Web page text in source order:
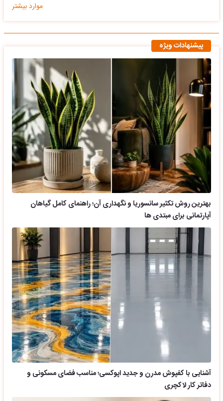
موارد بیشتر
پیشنهادات ویژه
بهترین روش تکثیر سانسوریا و نگهداری آن؛ راهنمای کامل گیاهان
آپارتمانی برای مبتدی ها
آشنایی با کفپوش مدرن و جدید اپوکسی؛ مناسب فضای مسکونی و
دفاتر کار لاکچری